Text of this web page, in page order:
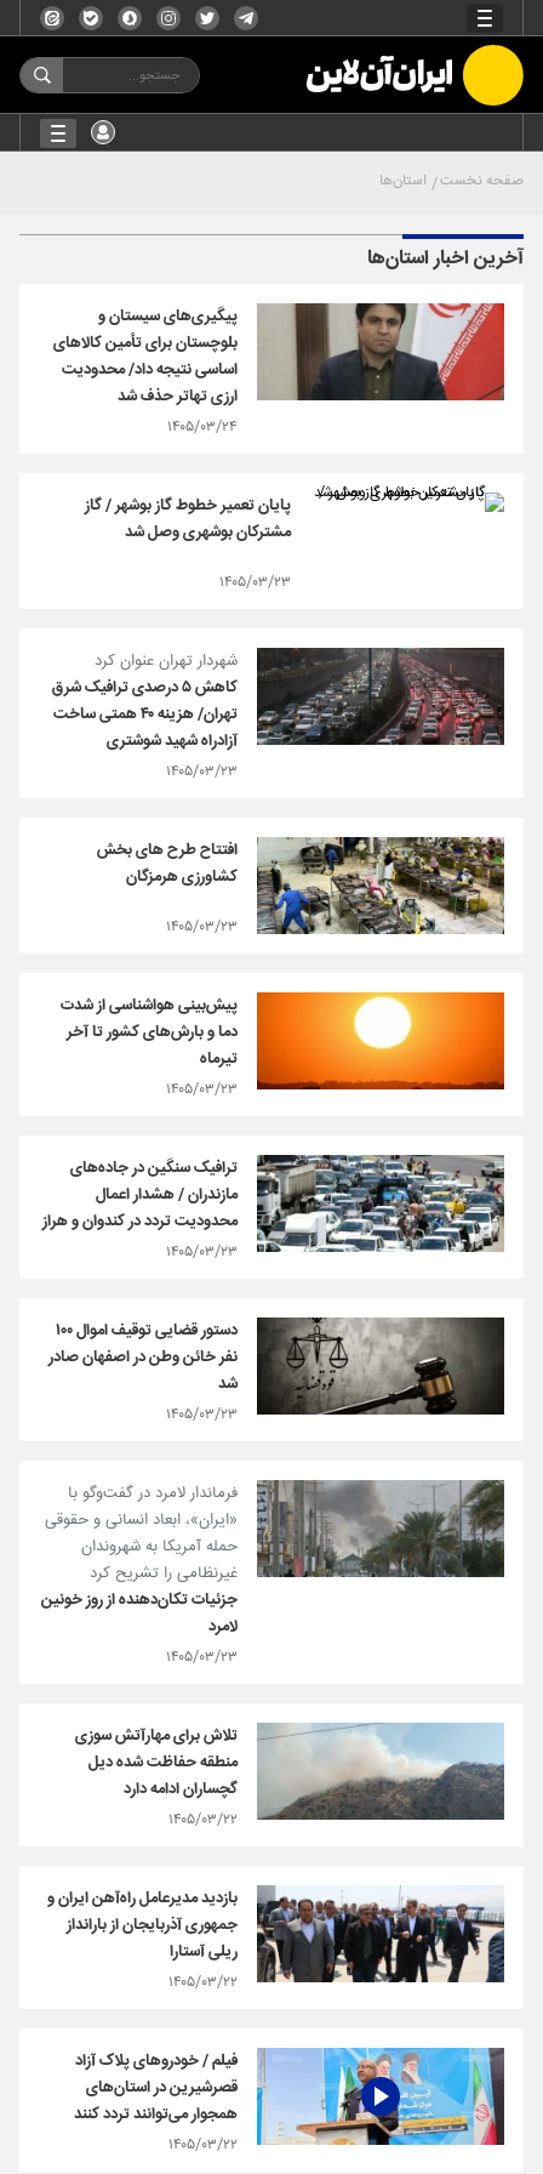
صفحه نخست استان‌ها
آخرین اخبار استان‌ها
پیگیری‌های سیستان و
بلوچستان برای تأمین کالاهای
اساسی نتیجه داد/ محدودیت
ارزی تهاتر حذف شد
۱۴۰۵/۰۳/۲۴
پایان تعمیر خطوط گاز بوشهر / گاز
مشترکان بوشهری وصل شد
۱۴۰۵/۰۳/۲۳
شهردار تهران عنوان کرد
کاهش ۵ درصدی ترافیک شرق
تهران/ هزینه ۴۰ همتی ساخت
آزادراه شهید شوشتری
۱۴۰۵/۰۳/۲۳
افتتاح طرح های بخش
کشاورزی هرمزگان
۱۴۰۵/۰۳/۲۳
پیش‌بینی هواشناسی از شدت
دما و بارش‌های کشور تا آخر
تیرماه
۱۴۰۵/۰۳/۲۳
ترافیک سنگین در جاده‌های
مازندران / هشدار اعمال
محدودیت تردد در کندوان و هراز
۱۴۰۵/۰۳/۲۳
دستور قضایی توقیف اموال ۱۰۰
نفر خائن وطن در اصفهان صادر
شد
۱۴۰۵/۰۳/۲۳
فرماندار لامرد در گفت‌و‌گو با
«ایران»، ابعاد انسانی و حقوقی
حمله آمریکا به شهروندان
غیرنظامی را تشریح کرد
جزئیات تکان‌دهنده از روز خونین
لامرد
۱۴۰۵/۰۳/۲۳
تلاش برای مهارآتش سوزی
منطقه حفاظت شده دیل
گچساران ادامه دارد
۱۴۰۵/۰۳/۲۲
بازدید مدیرعامل راه‌آهن ایران و
جمهوری آذربایجان از بارانداز
ریلی آستارا
۱۴۰۵/۰۳/۲۲
فیلم / خودروهای پلاک آزاد
قصرشیرین در استان‌های
همجوار می‌توانند تردد کنند
۱۴۰۵/۰۳/۲۲